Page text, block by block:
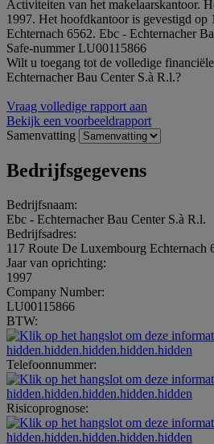
Activiteiten van het makelaarskantoor.
1997. Het hoofdkantoor is gevestigd op
Echternach 6562. Ebc - Echternacher
Safe-nummer LU00115866
Wilt u toegang tot de volledige
Echternacher Bau Center S.à R.l.?
Vraag volledige rapport aan
Bekijk een voorbeeldrapport
Samenvatting
Bedrijfsgegevens
Bedrijfsnaam:
Ebc - Echternacher Bau Center S.à R.l.
Bedrijfsadres:
117 Route De Luxembourg Echternach
Jaar van oprichting:
1997
Company Number:
LU00115866
BTW:
hidden.hidden.hidden.hidden.hidden
Telefoonnummer:
hidden.hidden.hidden.hidden.hidden
Risicoprognose:
hidden.hidden.hidden.hidden.hidden